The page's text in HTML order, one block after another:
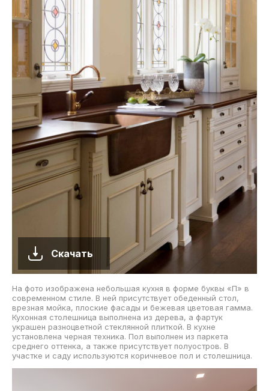
Скачать
На фото изображена небольшая кухня в форме буквы «П» в
современном стиле. В ней присутствует обеденный стол,
врезная мойка, плоские фасады и бежевая цветовая гамма.
Кухонная столешница выполнена из дерева, а фартук
украшен разноцветной стеклянной плиткой. В кухне
установлена черная техника. Пол выполнен из паркета
среднего оттенка, а также присутствует полуостров. В
участке и саду используются коричневое пол и столешница.